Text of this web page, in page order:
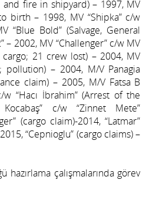
and fire in shipyard) – 1997, MV
birth – 1998, MV “Shipka” c/w
“Blue Bold” (Salvage, General
– 2002, MV “Challenger” c/w MV
cargo; 21 crew lost) – 2004, MV
pollution) – 2004, M/V Panagia
claim) – 2005, M/V Fatsa B
“Hacı İbrahim” (Arrest of the
c/w “Zinnet Mete”
(cargo claim)-2014, “Latmar”
“Cepnioglu” (cargo claims) –
hazırlama çalışmalarında görev